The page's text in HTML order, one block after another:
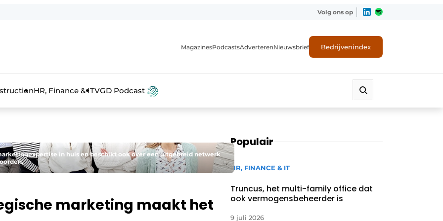
Volg ons op
MagazinesPodcastsAdverterenNieuwsbrief Bedrijvenindex
HR, Finance & ITVGD Podcast
in huis en beschikt ook over een uitgebreid netwerk
marketing maakt het
Populair
HR, FINANCE & IT
Truncus, het multi-family office dat
ook vermogensbeheerder is
9 juli 2026